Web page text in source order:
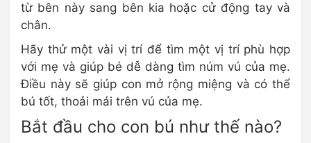
từ bên này sang bên kia hoặc cử động tay và
chân.
Hãy thử một vài vị trí để tìm một vị trí phù hợp
với mẹ và giúp bé dễ dàng tìm núm vú của mẹ.
Điều này sẽ giúp con mở rộng miệng và có thể
bú tốt, thoải mái trên vú của mẹ.
Bắt đầu cho con bú như thế nào?